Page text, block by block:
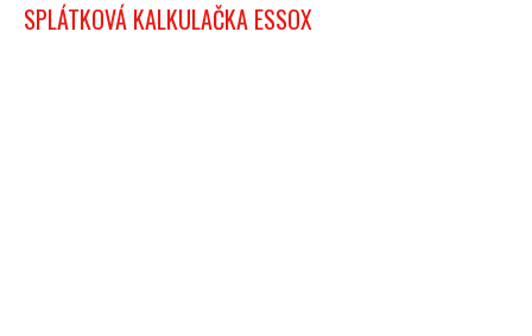
SPLÁTKOVÁ KALKULAČKA ESSOX